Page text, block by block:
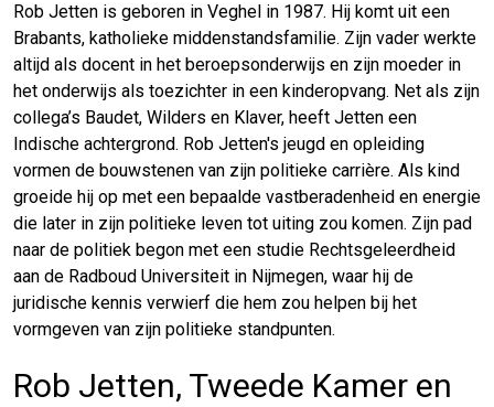
Rob Jetten is geboren in Veghel in 1987. Hij komt uit een
Brabants, katholieke middenstandsfamilie. Zijn vader werkte
altijd als docent in het beroepsonderwijs en zijn moeder in
het onderwijs als toezichter in een kinderopvang. Net als zijn
collega’s Baudet, Wilders en Klaver, heeft Jetten een
Indische achtergrond. Rob Jetten's jeugd en opleiding
vormen de bouwstenen van zijn politieke carrière. Als kind
groeide hij op met een bepaalde vastberadenheid en energie
die later in zijn politieke leven tot uiting zou komen. Zijn pad
naar de politiek begon met een studie Rechtsgeleerdheid
aan de Radboud Universiteit in Nijmegen, waar hij de
juridische kennis verwierf die hem zou helpen bij het
vormgeven van zijn politieke standpunten.
Rob Jetten, Tweede Kamer en